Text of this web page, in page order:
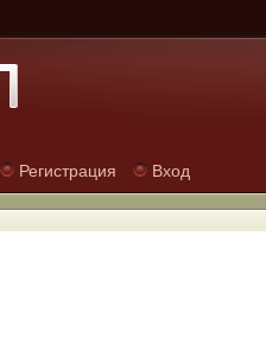
Регистрация Вход